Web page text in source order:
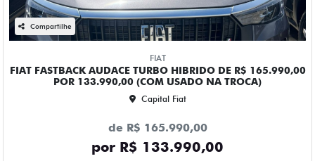
Compartilhe
FIAT
FIAT FASTBACK AUDACE TURBO HIBRIDO DE R$ 165.990,00
POR 133.990,00 (COM USADO NA TROCA)
Capital Fiat
de R$ 165.990,00
por R$ 133.990,00